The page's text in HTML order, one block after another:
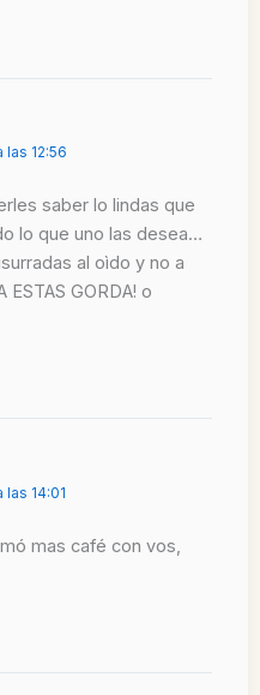
las 12:56
saber lo lindas que
lo que uno las desea…
al oìdo y no a
GORDA! o
las 14:01
mas café con vos,